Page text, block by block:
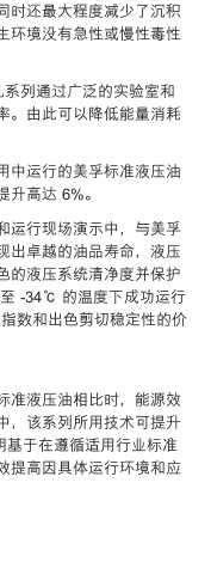
时还最大程度减少了沉积
环境没有急性或慢性毒性
列通过广泛的实验室和
。由此可以降低能量消耗
中运行的美孚标准液压油
高达 6%。
运行现场演示中，与美孚
出卓越的油品寿命，液压
的液压系统清净度并保护
-34℃ 的温度下成功运行
数和出色剪切稳定性的价
准液压油相比时，能源效
，该系列所用技术可提升
于在遵循适用行业标准
提高因具体运行环境和应